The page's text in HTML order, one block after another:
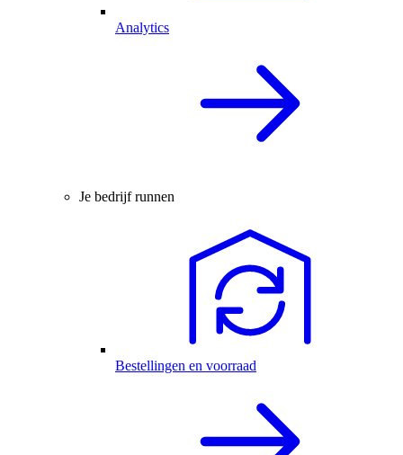
Analytics
Je bedrijf runnen
Bestellingen en voorraad